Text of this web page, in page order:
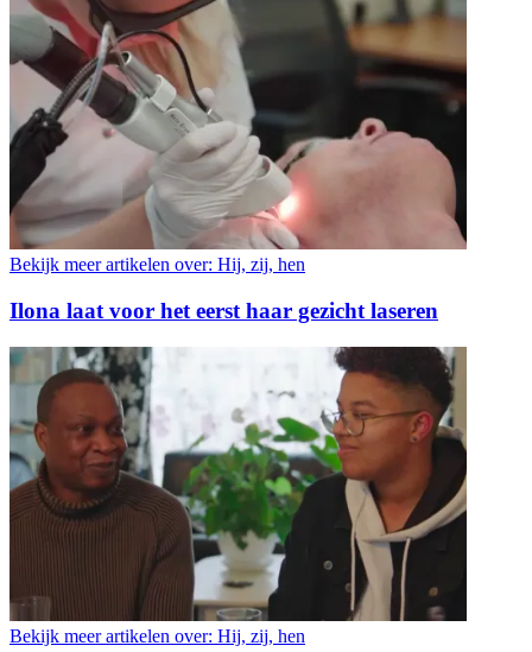
Bekijk meer artikelen over: Hij, zij, hen
Ilona laat voor het eerst haar gezicht laseren
Bekijk meer artikelen over: Hij, zij, hen